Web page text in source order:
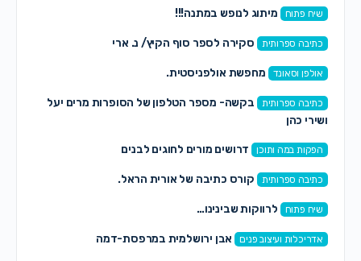
שיח פתוח מיתוג לנופש במתנה!!!
כתיבה ספרותית סקירה לספר סוף הקיץ/ נ. ארי
אולפן וסאונד מחפשת אולפניסטית.
כתיבה ספרותית
בקשה- מספר הטלפון של הסופרות מרים יעל
ושירי כהן
הפקות במה ותוכן דרושים מורים לחוגים לבנים
כתיבה ספרותית קורס כתיבה של אורית הראל.
שיח פתוח לרווקות שבינינו…
אדריכלות ועיצוב פנים אבן ירושלמית במרפסת-דמה